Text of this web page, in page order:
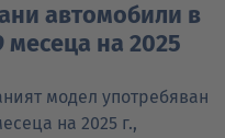
автомобили в
месеца на 2025
модел употребяван
на 2025 г.,